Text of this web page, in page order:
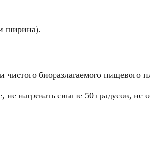
ширина).
чистого биоразлагаемого пищевого
нагревать свыше 50 градусов, не